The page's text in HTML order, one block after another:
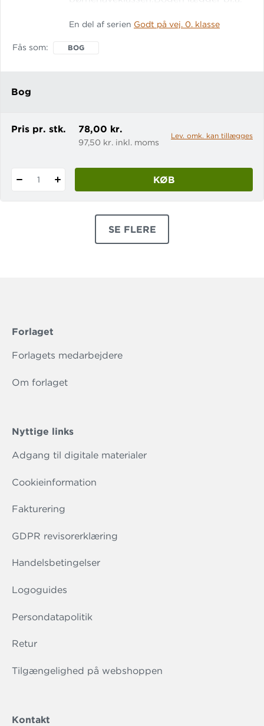
opmærksomhed, farver og figurer,
bøgerne til 1. klasse
En del af serien Godt på vej. 0. klasse
Fås som BOG
Bog
Pris pr. stk. 78,00 kr.
97,50 kr. inkl. moms
Lev. omk. kan tillægges
1 KØB
SE FLERE
PRODUKTER
Forlaget
Forlagets medarbejdere
Om forlaget
Nyttige links
Adgang til digitale materialer
Cookieinformation
Fakturering
GDPR revisorerklæring
Handelsbetingelser
Logoguides
Persondatapolitik
Retur
Tilgængelighed på webshoppen
Kontakt